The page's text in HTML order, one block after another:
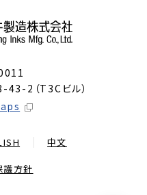
2（T3Cビル）
中文
護方針